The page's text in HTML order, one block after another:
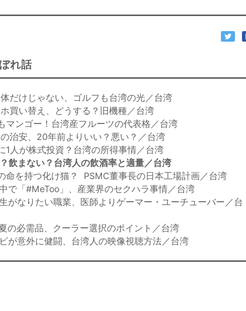
れ話
だけじゃない、ゴルフも台湾の光／台湾
買い替え、どうする？旧機種／台湾
ンゴー！台湾産フルーツの代表格／台湾
治安、20年前よりいい？悪い？／台湾
人が株式投資？台湾の所得事情／台湾
飲まない？台湾人の飲酒率と適量／台湾
を持つ化け猫？ PSMC董事長の日本工場計画／台湾
で「#MeToo」、産業界のセクハラ事情／台湾
がなりたい職業、医師よりゲーマー・ユーチューバー／台
の必需品、クーラー選択のポイント／台湾
が意外に健闘、台湾人の映像視聴方法／台湾